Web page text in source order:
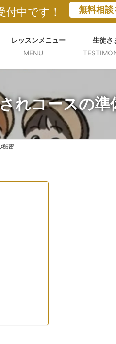
付中です！ 無料相談
レッスンメニュー
MENU
生徒さ
れコースの準
秘密